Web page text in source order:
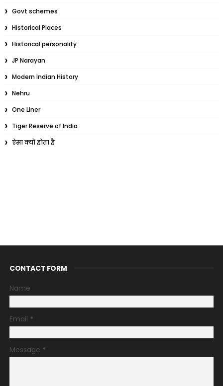
Govt schemes
Historical Places
Historical personality
JP Narayan
Modern Indian History
Nehru
One Liner
Tiger Reserve of India
ऐसा क्यों होता है
CONTACT FORM
Name
Email *
Message *